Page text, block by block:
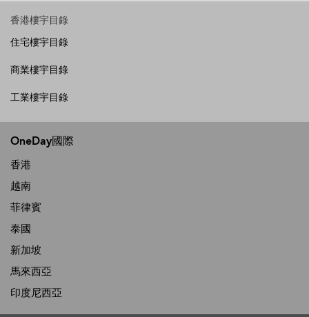
香港樓宇目錄
住宅樓宇目錄
商業樓宇目錄
工業樓宇目錄
OneDay國際
香港
越南
菲律賓
泰國
新加坡
馬來西亞
印度尼西亞